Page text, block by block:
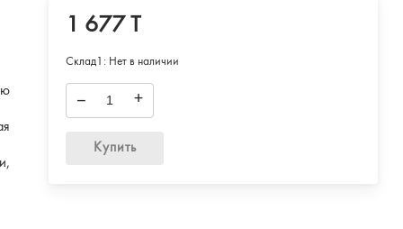
1 677 T
Склад1: Нет в наличии
– +
Купить